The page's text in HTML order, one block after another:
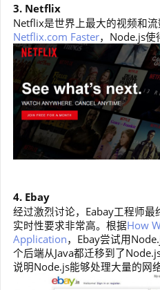
3. Netflix
Netflix是世界上最大的视频和
Netflix.com Faster，Node.js使
4. Ebay
经过激烈讨论，Eabay工程师
实时性要求非常高。根据How
Application，Ebay尝试用
个后端从Java都迁移到了
说明Node.js能够处理大量的网络